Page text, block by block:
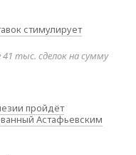
стимулирует
41 тыс. сделок на сумму
пройдёт
Астафьевским